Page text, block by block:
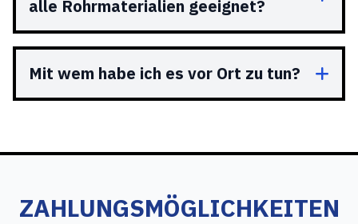
alle Rohrmaterialien geeignet?
Mit wem habe ich es vor Ort zu tun?
ZAHLUNGSMÖGLICHKEITEN